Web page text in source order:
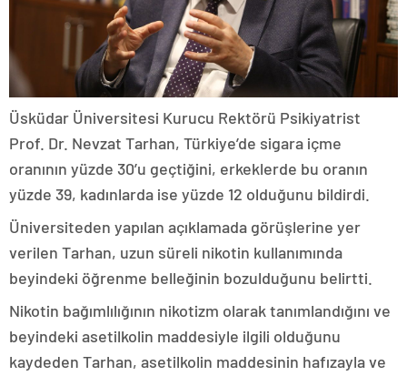
Üsküdar Üniversitesi Kurucu Rektörü Psikiyatrist
Prof. Dr. Nevzat Tarhan, Türkiye’de sigara içme
oranının yüzde 30’u geçtiğini, erkeklerde bu oranın
yüzde 39, kadınlarda ise yüzde 12 olduğunu bildirdi.
Üniversiteden yapılan açıklamada görüşlerine yer
verilen Tarhan, uzun süreli nikotin kullanımında
beyindeki öğrenme belleğinin bozulduğunu belirtti.
Nikotin bağımlılığının nikotizm olarak tanımlandığını ve
beyindeki asetilkolin maddesiyle ilgili olduğunu
kaydeden Tarhan, asetilkolin maddesinin hafızayla ve